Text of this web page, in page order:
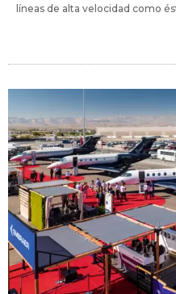
líneas de alta velocidad como